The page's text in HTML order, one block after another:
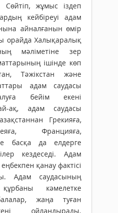
Сөйтіп, жұмыс іздеп
кейбіреуі адам
айналғанын өмір
орайда Халықаралық
мәліметіне зер
ішінде көп
Тәжікстан және
адам саудасы
бейім екені
ақ, адам саудасы
Грекияға,
Францияға,
басқа да елдерге
кездеседі. Адам
қанау фактісі
Адам саудасының
кәмелетке
жаңа туған
ойландырады.